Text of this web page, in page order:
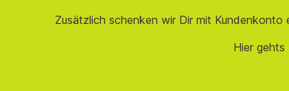
Zusätzlich schenken wir Dir mit Kundenkonto
Hier gehts